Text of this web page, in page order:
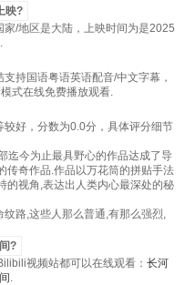
映?
/地区是大陆，上映时间为是2025
持国语粤语英语配音/中文字幕，
式在线免费播放观看.
好，分数为0.0分，具体评分细节
迄今为止最具野心的作品达成了导
传奇作品.作品以万花筒的拼贴手法
的视角,表达出人类内心最深处的秘
路,这些人那么普通,有那么强烈,
?
视频站都可以在线观看： 长河
.